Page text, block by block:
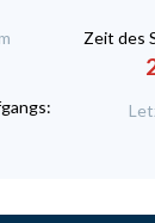
Zeit des